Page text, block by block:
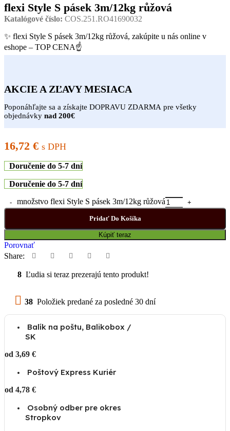
flexi Style S pásek 3m/12kg růžová
Katalógové číslo: COS.251.RO41690032
✨ flexi Style S pásek 3m/12kg růžová, zakúpite u nás online v
eshope – TOP CENA☝
AKCIE A ZĽAVY MESIACA
Poponáhľajte sa a získajte DOPRAVU ZDARMA pre všetky
objednávky nad 200€
16,72 € s DPH
Doručenie do 5-7 dní
Doručenie do 5-7 dní
množstvo flexi Style S pásek 3m/12kg růžová
Pridať Do Košíka
Kúpiť teraz
Porovnať
Share:
8 Ľudia si teraz prezerajú tento produkt!
38 Položiek predané za posledné 30 dní
Balík na poštu, Balikobox /
SK
od 3,69 €
Poštový Express Kuriér
od 4,78 €
Osobný odber pre okres
Stropkov